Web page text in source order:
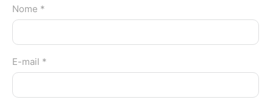
Nome *
E-mail *